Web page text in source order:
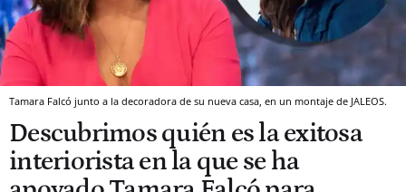
Tamara Falcó junto a la decoradora de su nueva casa, en un montaje de JALEOS.
Descubrimos quién es la exitosa
interiorista en la que se ha